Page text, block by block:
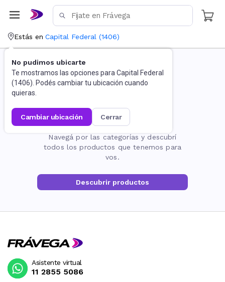
Estás en Capital Federal (1406)
No pudimos ubicarte
Te mostramos las opciones para Capital Federal
(1406). Podés cambiar tu ubicación cuando
quieras.
cambiar ubicación cerrar
La página no existe
Navegá por las categorías y descubrí
todos los productos que tenemos para
vos.
Descubrir productos
Asistente virtual
11 2855 5086